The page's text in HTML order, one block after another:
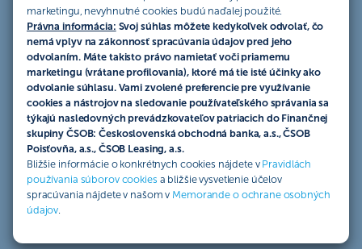
marketingu, nevyhnutné cookies budú naďalej použité.
Právna informácia: Svoj súhlas môžete kedykoľvek odvolať, čo
nemá vplyv na zákonnosť spracúvania údajov pred jeho
odvolaním. Máte takisto právo namietať voči priamemu
marketingu (vrátane profilovania), ktoré má tie isté účinky ako
odvolanie súhlasu. Vami zvolené preferencie pre využívanie
cookies a nástrojov na sledovanie používateľského správania sa
týkajú nasledovných prevádzkovateľov patriacich do Finančnej
skupiny ČSOB: Československá obchodná banka, a.s., ČSOB
Poisťovňa, a.s., ČSOB Leasing, a.s.
Bližšie informácie o konkrétnych cookies nájdete v Pravidlách
používania súborov cookies a bližšie vysvetlenie účelov
spracúvania nájdete v našom v Memorande o ochrane osobných
údajov.
Letiskové salóniky bývajú označené anglickým
slovíčkom „lounge“ a ich cieľom jespríjemniť
cestovateľom dlhé hodinydo odletu lietadla. K
dispozícii máte neobmedzenú konzumáciu jedál
zo švédskych stolov a bohatú ponuku nápojov. V
letiskových salónikoch sa môžete pohodlne
usadiť, dobiť si elektronické zariadenia, využiť wi-
fi pripojenie a prečítať si dennú tlač. Niektoré
dokonca ponúkajú možnosť osprchovať sa či
zdriemnuť si v posteli.